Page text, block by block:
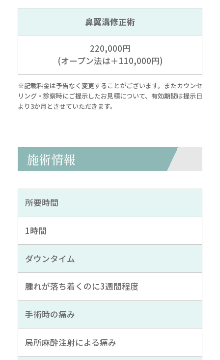
鼻翼溝修正術
220,000円
(オープン法は＋110,000円)
※記載料金は予告なく変更することがございます。またカウンセ
リング・診察時にご提示したお見積について、有効期間は提示日
より3か月とさせていただきます。
施術情報
所要時間
1時間
ダウンタイム
腫れが落ち着くのに3週間程度
手術時の痛み
局所麻酔注射による痛み